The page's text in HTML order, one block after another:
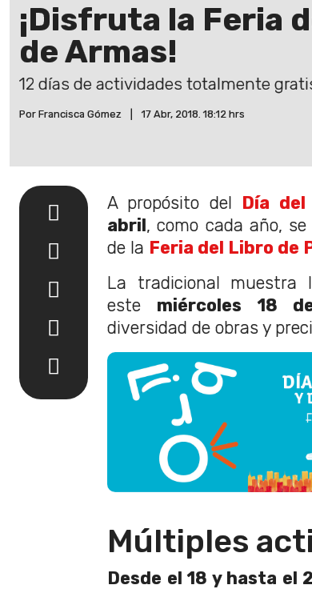
¡Disfruta la Feria
de Armas!
12 días de actividades totalmente
Por Francisca Gómez 17 Abr, 2018. 18:12 hrs
A propósito del Día
abril, como cada año,
de la Feria del Libro de
La tradicional muestra
este miércoles 18
diversidad de obras y
Múltiples
Desde el 18 y hasta el